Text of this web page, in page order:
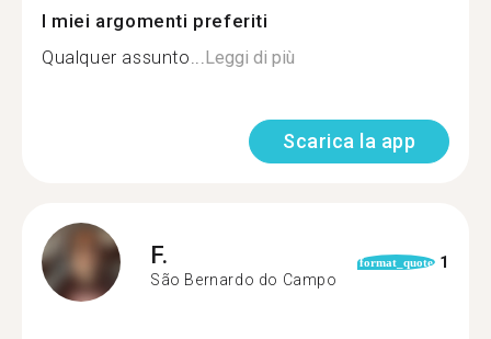
I miei argomenti preferiti
Qualquer assunto...Leggi di più
Scarica la app
F.
São Bernardo do Campo
format_quote 1